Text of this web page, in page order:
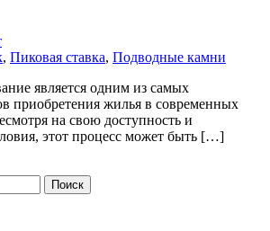
, Пиковая ставка, Подводные камни
является одним из самых
приобретения жилья в современных
на свою доступность и
этот процесс может быть […]